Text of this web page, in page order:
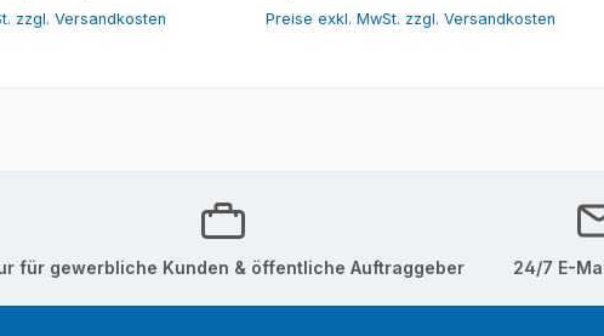
zzgl. Versandkosten
Preise exkl. MwSt. zzgl. Versandkosten
für gewerbliche Kunden & öffentliche Auftraggeber 24/7 E-